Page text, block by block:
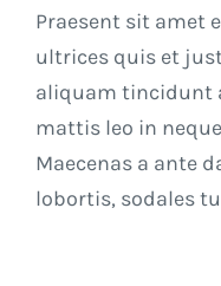
Praesent sit amet
ultrices quis et
aliquam tincidunt
mattis leo in
Maecenas a ante
lobortis, sodales